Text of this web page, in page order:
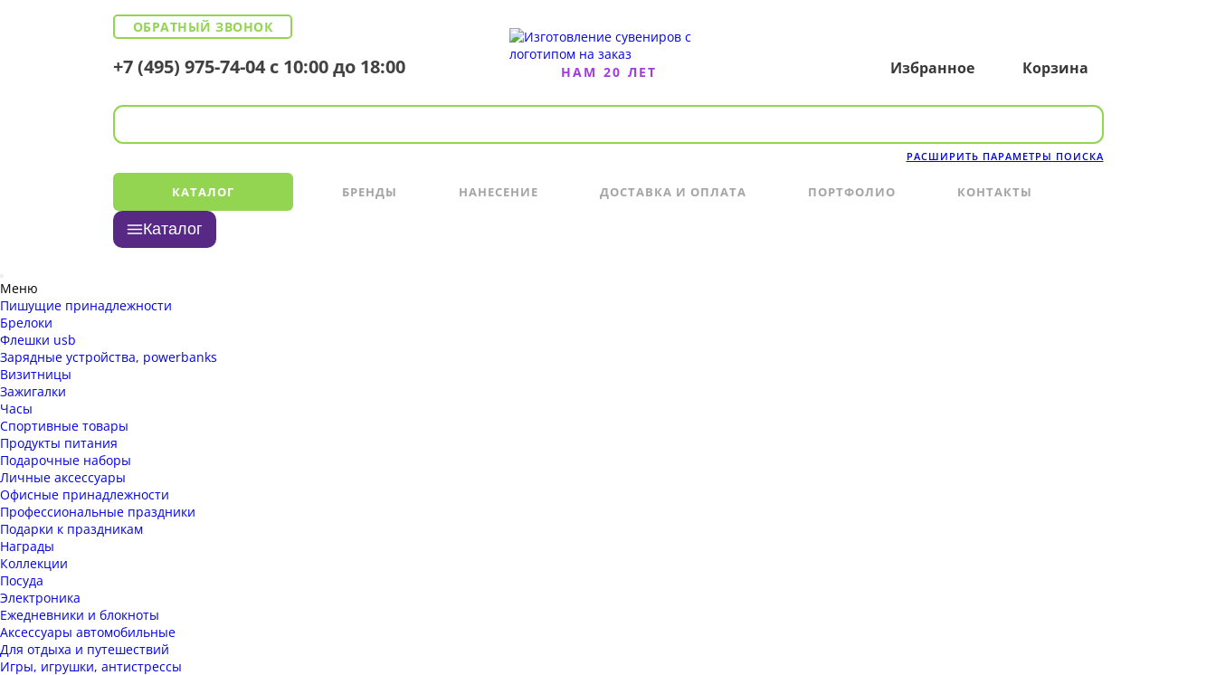
НАМ 20 ЛЕТ
ОБРАТНЫЙ ЗВОНОК
+7 (495) 975-74-04с 10:00 до 18:00 Избранное Корзина
РАСШИРИТЬ ПАРАМЕТРЫ ПОИСКА
КАТАЛОГ
Каталог
БРЕНДЫ НАНЕСЕНИЕ ДОСТАВКА И ОПЛАТА ПОРТФОЛИО КОНТАКТЫ
Меню
Пишущие принадлежности
Брелоки
Флешки usb
Зарядные устройства, powerbanks
Визитницы
Зажигалки
Часы
Спортивные товары
Продукты питания
Подарочные наборы
Личные аксессуары
Офисные принадлежности
Профессиональные праздники
Подарки к праздникам
Награды
Коллекции
Посуда
Электроника
Ежедневники и блокноты
Аксессуары автомобильные
Для отдыха и путешествий
Игры, игрушки, антистрессы